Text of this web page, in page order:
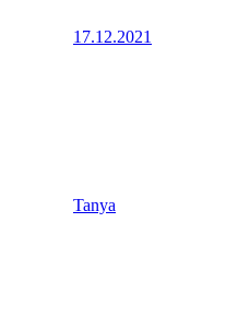
17.12.2021
Tanya